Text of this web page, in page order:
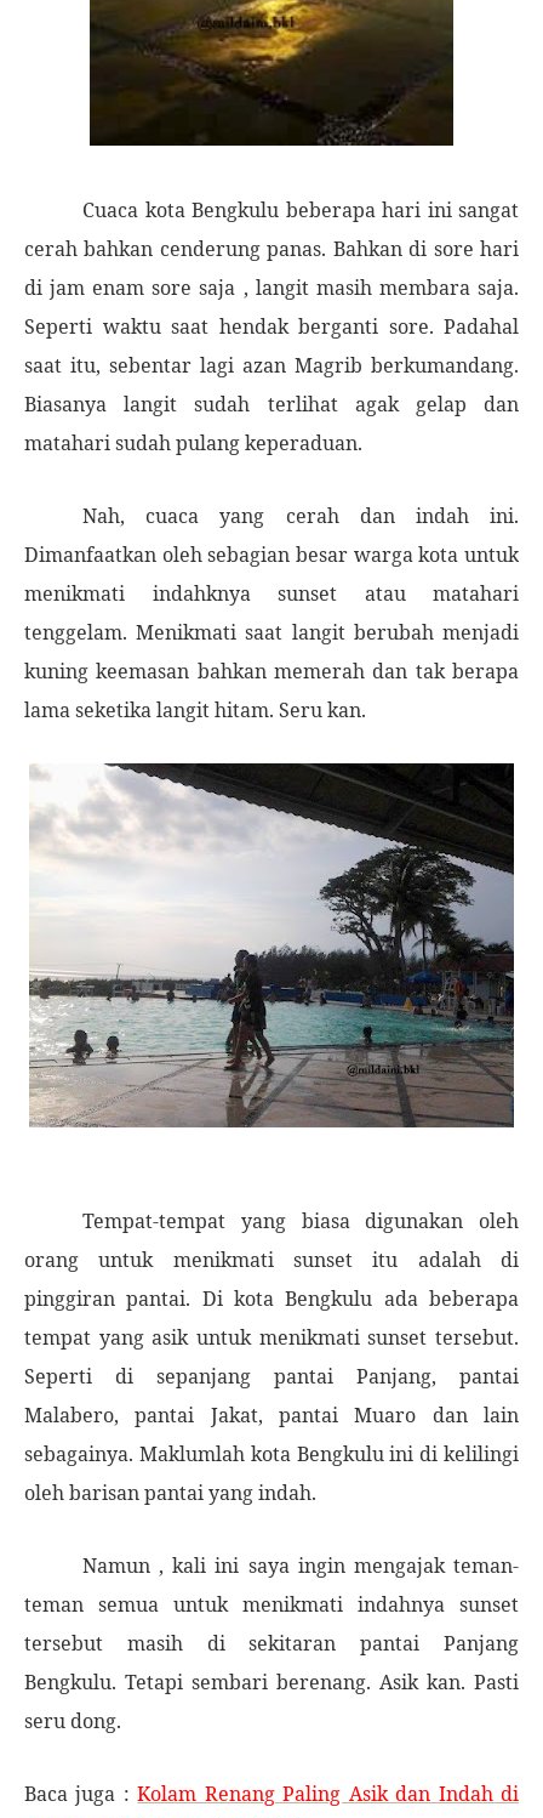
Cuaca kota Bengkulu beberapa hari ini sangat
cerah bahkan cenderung panas. Bahkan di sore hari
di jam enam sore saja , langit masih membara saja.
Seperti waktu saat hendak berganti sore. Padahal
saat itu, sebentar lagi azan Magrib berkumandang.
Biasanya langit sudah terlihat agak gelap dan
matahari sudah pulang keperaduan.
Nah, cuaca yang cerah dan indah ini.
Dimanfaatkan oleh sebagian besar warga kota untuk
menikmati indahknya sunset atau matahari
tenggelam. Menikmati saat langit berubah menjadi
kuning keemasan bahkan memerah dan tak berapa
lama seketika langit hitam. Seru kan.
Tempat-tempat yang biasa digunakan oleh
orang untuk menikmati sunset itu adalah di
pinggiran pantai. Di kota Bengkulu ada beberapa
tempat yang asik untuk menikmati sunset tersebut.
Seperti di sepanjang pantai Panjang, pantai
Malabero, pantai Jakat, pantai Muaro dan lain
sebagainya. Maklumlah kota Bengkulu ini di kelilingi
oleh barisan pantai yang indah.
Namun , kali ini saya ingin mengajak teman-
teman semua untuk menikmati indahnya sunset
tersebut masih di sekitaran pantai Panjang
Bengkulu. Tetapi sembari berenang. Asik kan. Pasti
seru dong.
Baca juga : Kolam Renang Paling Asik dan Indah di